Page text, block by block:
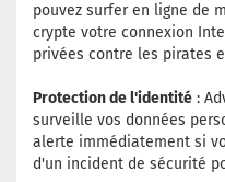
pouvez surfer en ligne de
crypte votre connexion
privées contre les pirates
Protection de l'identité :
surveille vos données
alerte immédiatement si
d'un incident de sécurité